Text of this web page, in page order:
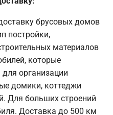
брусовых домов
постройки,
материалов
которые
организации
домики, коттеджи
Для больших строений
Доставка до 500 км